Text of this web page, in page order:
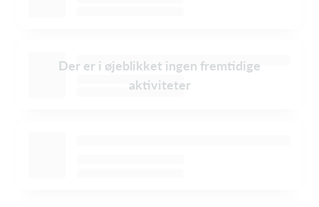
Der er i øjeblikket ingen fremtidige
aktiviteter